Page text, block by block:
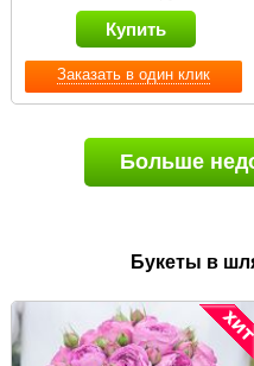
Заказать в один клик
Купить
Больше
Букеты в